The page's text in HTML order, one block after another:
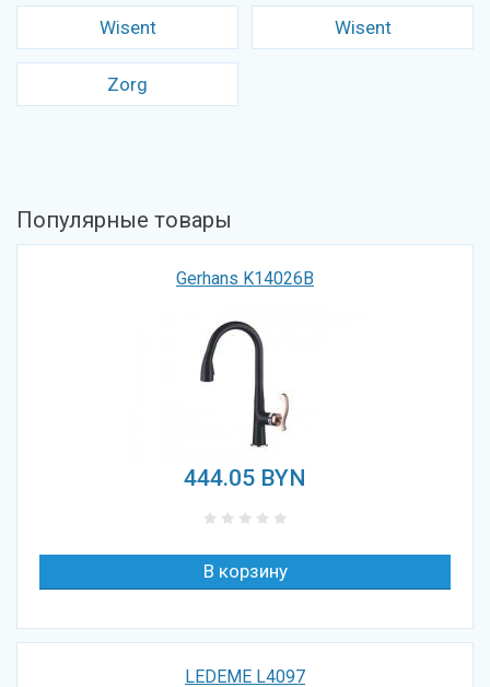
Wisent Wisent
Zorg
Популярные товары
Gerhans K14026B
444.05 BYN
LEDEME L4097